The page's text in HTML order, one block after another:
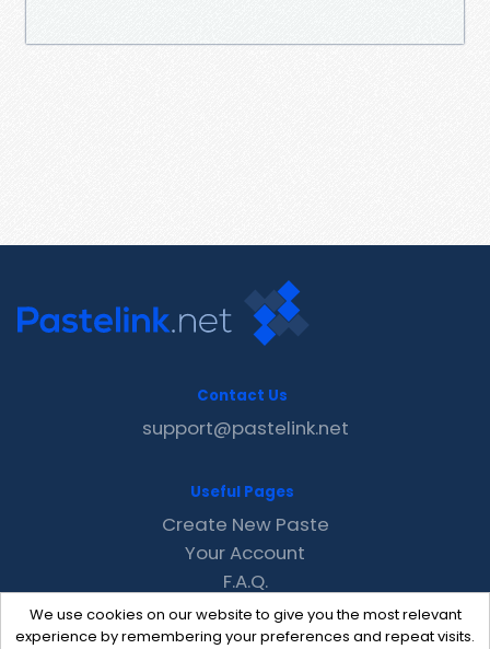
We use cookies on our website to give you the most relevant
experience by remembering your preferences and repeat visits.
Contact Us
support@pastelink.net
Useful Pages
Create New Paste
Your Account
F.A.Q.
Recent
Contact